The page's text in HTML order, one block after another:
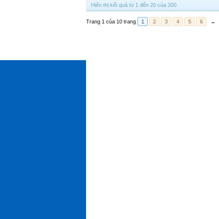
Hiển thị kết quả từ 1 đến 20 của 200
Trang 1 của 10 trang 1 2 3 4 5 6 →